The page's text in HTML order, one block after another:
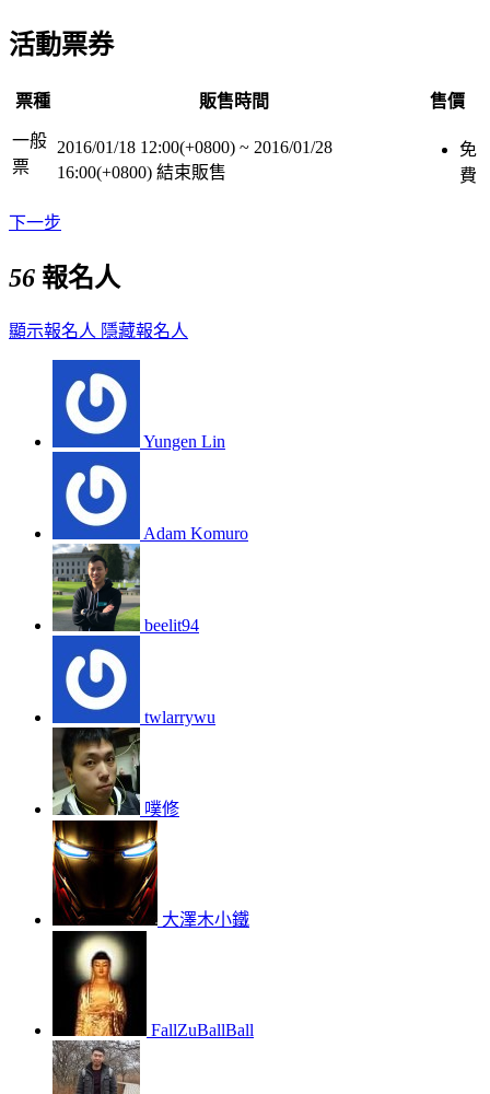
活動票券
票種 販售時間 售價
一般
票
2016/01/18 12:00(+0800) ~ 2016/01/28
16:00(+0800) 結束販售
免
費
下一步
56 報名人
顯示報名人 隱藏報名人
Yungen Lin
Adam Komuro
beelit94
twlarrywu
噗修
大澤木小鐵
FallZuBallBall